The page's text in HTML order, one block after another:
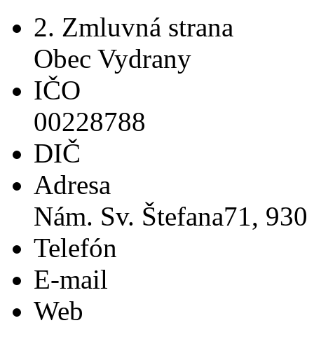
2. Zmluvná strana
Obec Vydrany
IČO
00228788
DIČ
Adresa
Nám. Sv. Štefana71,
Telefón
E-mail
Web